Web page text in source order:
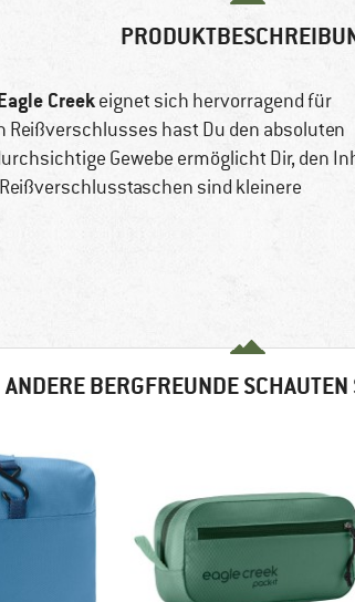
Creekeignet sich hervorragend für
hast Du den absoluten
Gewebe ermöglicht Dir, den
sind kleinere
ANDERE BERGFREUNDE